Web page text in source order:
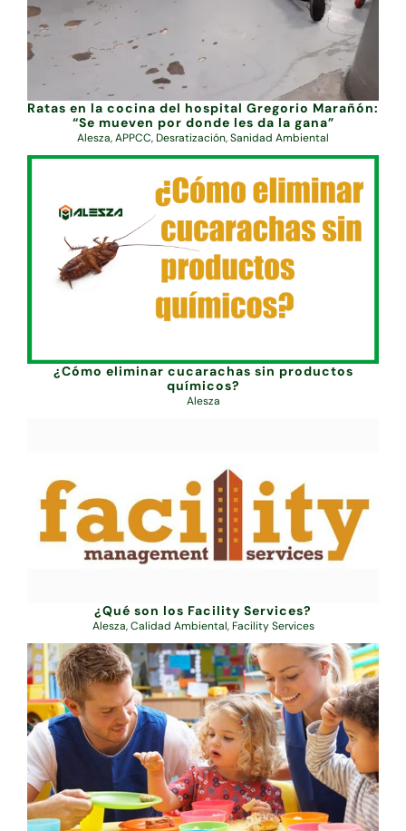
Ratas en la cocina del hospital Gregorio Marañón:
“Se mueven por donde les da la gana”
Alesza,APPCC,Desratización,Sanidad Ambiental
¿Cómo eliminar cucarachas sin productos
químicos?
Alesza
¿Qué son los Facility Services?
Alesza,Calidad Ambiental,Facility Services